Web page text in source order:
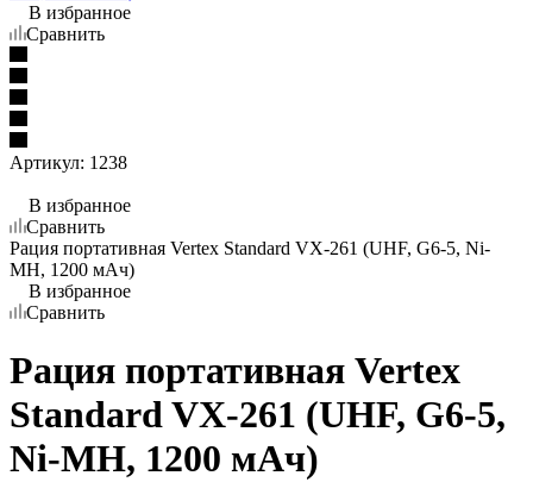
В избранное
Сравнить
Артикул: 1238
В избранное
Сравнить
Рация портативная Vertex Standard VX-261 (UHF, G6-5, Ni-
MH, 1200 мАч)
В избранное
Сравнить
Рация портативная Vertex
Standard VX-261 (UHF, G6-5,
Ni-MH, 1200 мАч)